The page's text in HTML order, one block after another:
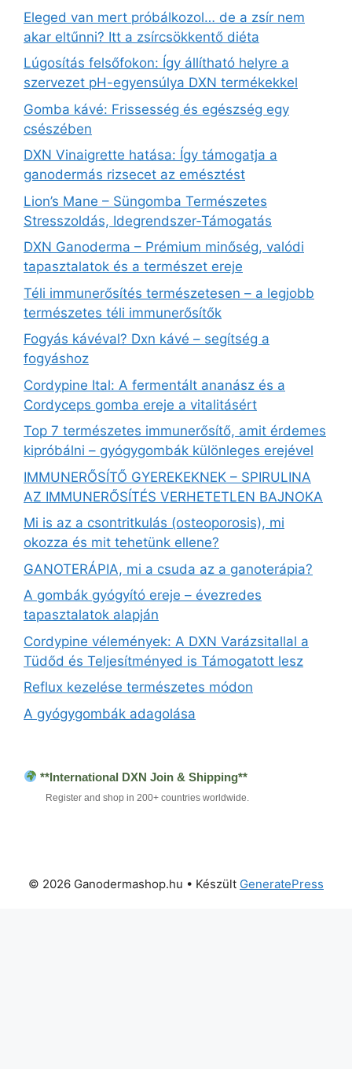
Eleged van mert próbálkozol… de a zsír nem
akar eltűnni? Itt a zsírcsökkentő diéta
Lúgosítás felsőfokon: Így állítható helyre a
szervezet pH-egyensúlya DXN termékekkel
Gomba kávé: Frissesség és egészség egy
csészében
DXN Vinaigrette hatása: Így támogatja a
ganodermás rizsecet az emésztést
Lion’s Mane – Süngomba Természetes
Stresszoldás, Idegrendszer‑Támogatás
DXN Ganoderma – Prémium minőség, valódi
tapasztalatok és a természet ereje
Téli immunerősítés természetesen – a legjobb
természetes téli immunerősítők
Fogyás kávéval? Dxn kávé – segítség a
fogyáshoz
Cordypine Ital: A fermentált ananász és a
Cordyceps gomba ereje a vitalitásért
Top 7 természetes immunerősítő, amit érdemes
kipróbálni – gyógygombák különleges erejével
IMMUNERŐSÍTŐ GYEREKEKNEK – SPIRULINA
AZ IMMUNERŐSÍTÉS VERHETETLEN BAJNOKA
Mi is az a csontritkulás (osteoporosis), mi
okozza és mit tehetünk ellene?
GANOTERÁPIA, mi a csuda az a ganoterápia?
A gombák gyógyító ereje – évezredes
tapasztalatok alapján
Cordypine vélemények: A DXN Varázsitallal a
Tüdőd és Teljesítményed is Támogatott lesz
Reflux kezelése természetes módon
A gyógygombák adagolása
**International DXN Join & Shipping**
Register and shop in 200+ countries worldwide.
© 2026 Ganodermashop.hu • Készült GeneratePress